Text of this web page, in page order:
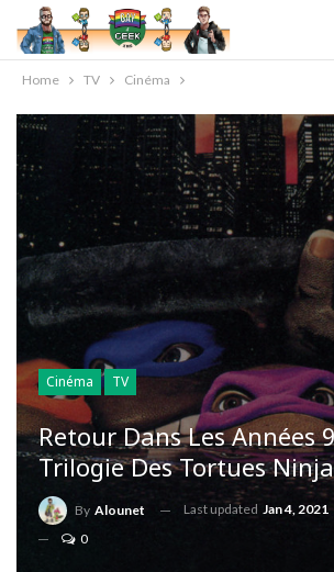
Home TV Cinéma
Cinéma TV
Retour Dans Les Années
Trilogie Des Tortues
By Alounet Last updated Jan 4, 2021
0